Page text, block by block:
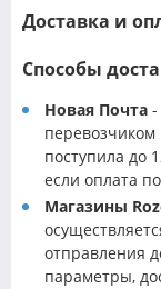
Доставка и
Способы
Новая Почта -
перевозчиком
поступила до
если оплата
Магазины
отправления
параметры,